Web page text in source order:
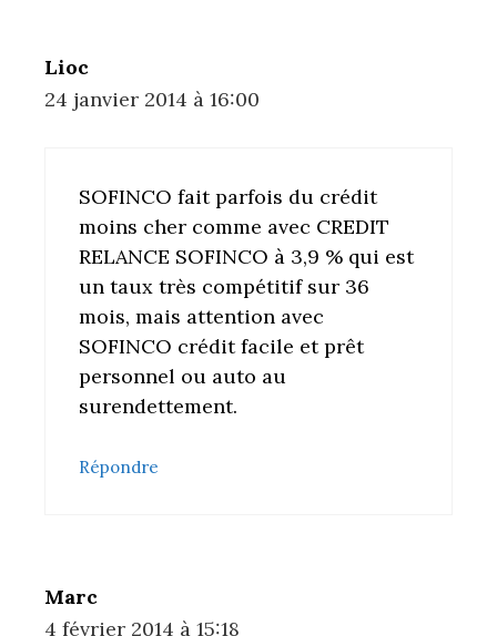
Lioc
24 janvier 2014 à 16:00
SOFINCO fait parfois du crédit
moins cher comme avec CREDIT
RELANCE SOFINCO à 3,9 % qui est
un taux très compétitif sur 36
mois, mais attention avec
SOFINCO crédit facile et prêt
personnel ou auto au
surendettement.
Répondre
Marc
4 février 2014 à 15:18